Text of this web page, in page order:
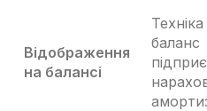
Відображення
на балансі
баланс